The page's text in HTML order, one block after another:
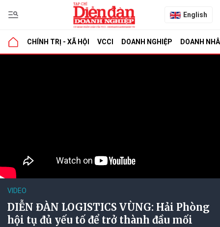
English
CHÍNH TRỊ - XÃ HỘI VCCI DOANH NGHIỆP DOANH
VIDEO
DIỄN ĐÀN LOGISTICS VÙNG: Hải Phòng
hội tụ đủ yếu tố để trở thành đầu mối